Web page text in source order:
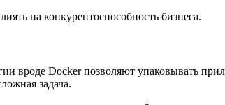
на конкурентоспособность бизнеса.
вроде Docker позволяют упаковывать
задача.